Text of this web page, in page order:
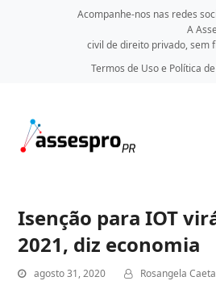
Acompanhe-nos nas redes
A
civil de direito privado, sem
Termos de Uso e Política
Isenção para IOT
2021, diz economia
agosto 31, 2020
Rosangela